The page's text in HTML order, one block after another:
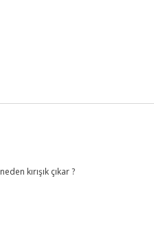
kırışık çıkar ?